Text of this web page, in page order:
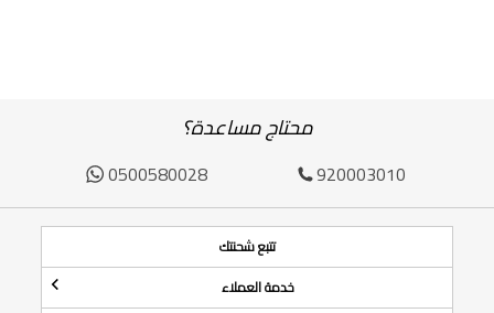
محتاج مساعدة؟
920003010
0500580028
تتبع شحنتك
خدمة العملاء